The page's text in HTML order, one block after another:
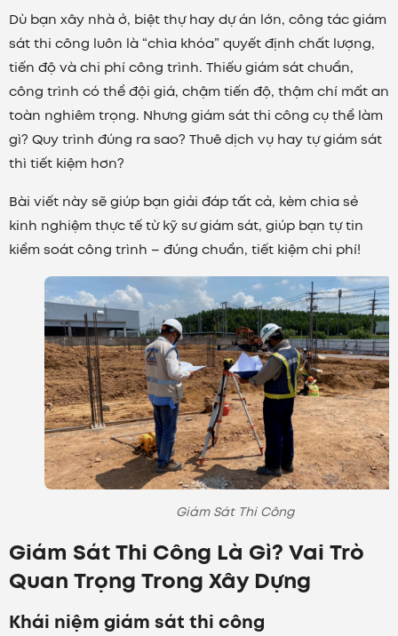
Dù bạn xây nhà ở, biệt thự hay dự án lớn, công tác giám
sát thi công luôn là “chìa khóa” quyết định chất lượng,
tiến độ và chi phí công trình. Thiếu giám sát chuẩn,
công trình có thể đội giá, chậm tiến độ, thậm chí mất an
toàn nghiêm trọng. Nhưng giám sát thi công cụ thể làm
gì? Quy trình đúng ra sao? Thuê dịch vụ hay tự giám sát
thì tiết kiệm hơn?
Bài viết này sẽ giúp bạn giải đáp tất cả, kèm chia sẻ
kinh nghiệm thực tế từ kỹ sư giám sát, giúp bạn tự tin
kiểm soát công trình – đúng chuẩn, tiết kiệm chi phí!
Giám Sát Thi Công
Giám Sát Thi Công Là Gì? Vai Trò
Quan Trọng Trong Xây Dựng
Khái niệm giám sát thi công